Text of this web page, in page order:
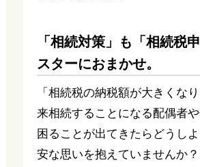
「相続対策」も「相続税
スターにおまかせ。
「相続税の納税額が大きくな
来相続することになる配偶者
困ることが出てきたらどうし
安な思いを抱えていませんか？